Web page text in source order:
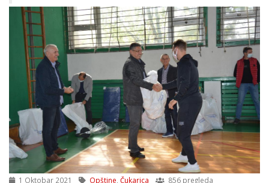
1 Oktobar 2021 Opštine, Čukarica
856 pregleda